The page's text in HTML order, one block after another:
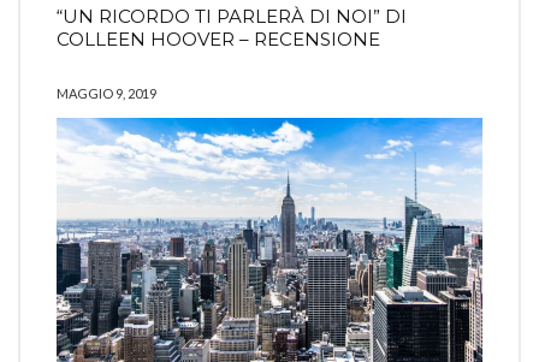
“UN RICORDO TI PARLERÀ DI NOI” DI
COLLEEN HOOVER – RECENSIONE
MAGGIO 9, 2019